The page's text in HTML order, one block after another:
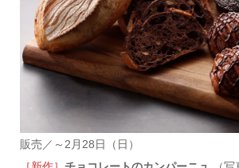
販売／～2月28日（日）